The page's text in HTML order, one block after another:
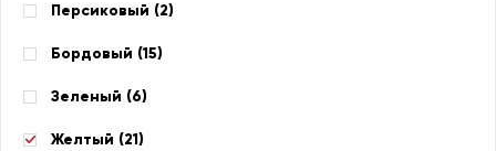
Персиковый (2)
Бордовый (15)
Зеленый (6)
Желтый (21)